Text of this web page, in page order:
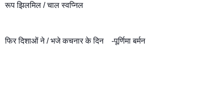
रूप झिलमिल / चाल स्वप्निल
फिर दिशाओं ने / भजे कचनार के दिन    -पूर्णिमा बर्मन